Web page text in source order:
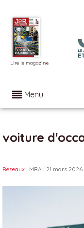
Lire le magazine
Menu
voiture
Réseaux | MRA | 21 mars 2026